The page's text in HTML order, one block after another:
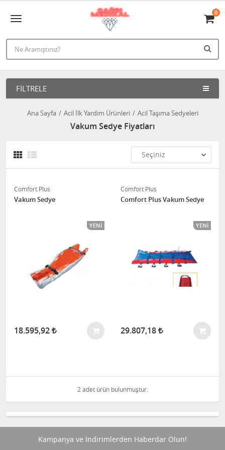
0
FILTRELE
Ana Sayfa Acil İlk Yardım Ürünleri Acil Taşıma Sedyeleri
Vakum Sedye Fiyatları
Comfort Plus
Vakum Sedye
YENI
18.595,92
Comfort Plus
Comfort Plus Vakum Sedye
YENI
29.807,18
2 adet ürün bulunmuştur.
Kampanya ve İndirimlerden Haberdar Olun!